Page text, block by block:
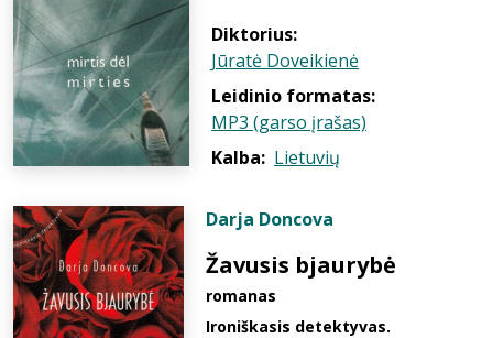
Diktorius:
Jūratė Doveikienė
Leidinio formatas:
MP3 (garso įrašas)
Kalba: Lietuvių
Darja Doncova
Žavusis bjaurybė
romanas
Ironiškasis detektyvas.